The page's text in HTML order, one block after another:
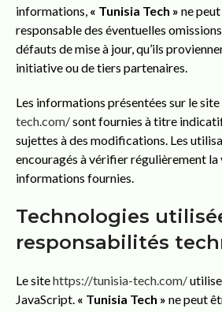
informations, « Tunisia Tech » ne
responsable des éventuelles
défauts de mise à jour, qu’ils
initiative ou de tiers partenaires.
Les informations présentées sur le site
tech.com/sont fournies à titre
sujettes à des modifications. Les
encouragés à vérifier régulièrement la
informations fournies.
Technologies
responsabilités
Le sitehttps://tunisia-tech.com/
JavaScript. « Tunisia Tech » ne peut